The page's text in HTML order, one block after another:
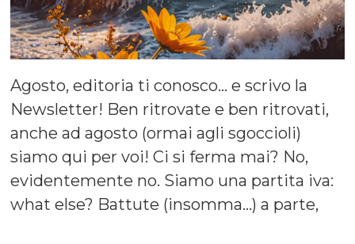
Agosto, editoria ti conosco… e scrivo la
Newsletter! Ben ritrovate e ben ritrovati,
anche ad agosto (ormai agli sgoccioli)
siamo qui per voi! Ci si ferma mai? No,
evidentemente no. Siamo una partita iva:
what else? Battute (insomma…) a parte,